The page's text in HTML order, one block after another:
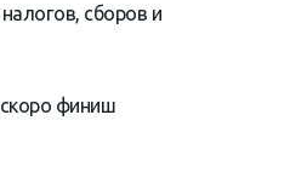
сборов и
финиш